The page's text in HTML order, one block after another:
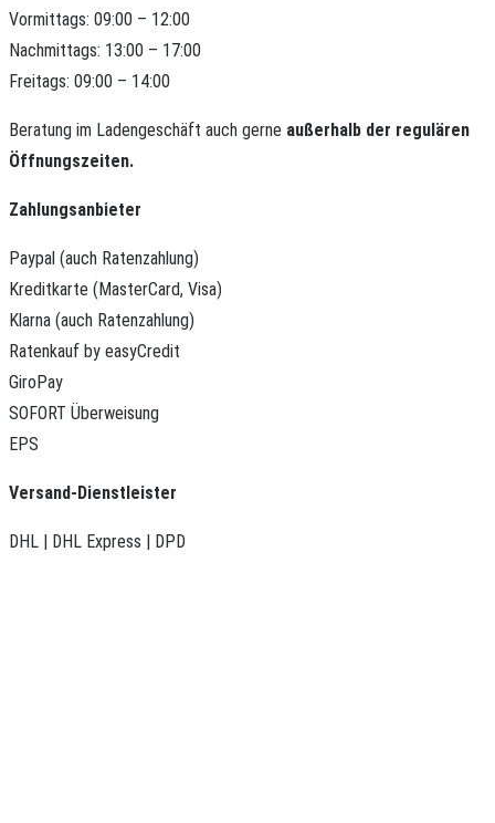
Vormittags: 09:00 – 12:00
Nachmittags: 13:00 – 17:00
Freitags: 09:00 – 14:00
Beratung im Ladengeschäft auch gerne außerhalb der regulären
Öffnungszeiten.
Zahlungsanbieter
Paypal (auch Ratenzahlung)
Kreditkarte (MasterCard, Visa)
Klarna (auch Ratenzahlung)
Ratenkauf by easyCredit
GiroPay
SOFORT Überweisung
EPS
Versand-Dienstleister
DHL | DHL Express | DPD